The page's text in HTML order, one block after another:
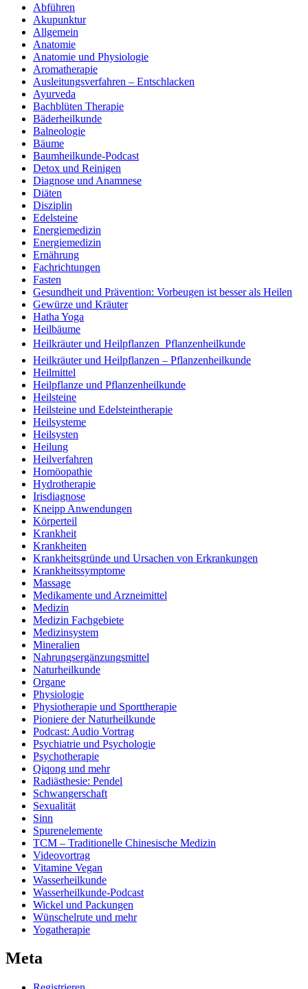
Abführen
Akupunktur
Allgemein
Anatomie
Anatomie und Physiologie
Aromatherapie
Ausleitungsverfahren – Entschlacken
Ayurveda
Bachblüten Therapie
Bäderheilkunde
Balneologie
Bäume
Baumheilkunde-Podcast
Detox und Reinigen
Diagnose und Anamnese
Diäten
Disziplin
Edelsteine
Energiemedizin
Energiemedizin
Ernährung
Fachrichtungen
Fasten
Gesundheit und Prävention: Vorbeugen ist besser als Heilen
Gewürze und Kräuter
Hatha Yoga
Heilbäume
Heilkräuter und Heilpflanzen  Pflanzenheilkunde
Heilkräuter und Heilpflanzen – Pflanzenheilkunde
Heilmittel
Heilpflanze und Pflanzenheilkunde
Heilsteine
Heilsteine und Edelsteintherapie
Heilsysteme
Heilsysten
Heilung
Heilverfahren
Homöopathie
Hydrotherapie
Irisdiagnose
Kneipp Anwendungen
Körperteil
Krankheit
Krankheiten
Krankheitsgründe und Ursachen von Erkrankungen
Krankheitssymptome
Massage
Medikamente und Arzneimittel
Medizin
Medizin Fachgebiete
Medizinsystem
Mineralien
Nahrungsergänzungsmittel
Naturheilkunde
Organe
Physiologie
Physiotherapie und Sporttherapie
Pioniere der Naturheilkunde
Podcast: Audio Vortrag
Psychiatrie und Psychologie
Psychotherapie
Qiqong und mehr
Radiästhesie: Pendel
Schwangerschaft
Sexualität
Sinn
Spurenelemente
TCM – Traditionelle Chinesische Medizin
Videovortrag
Vitamine Vegan
Wasserheilkunde
Wasserheilkunde-Podcast
Wickel und Packungen
Wünschelrute und mehr
Yogatherapie
Meta